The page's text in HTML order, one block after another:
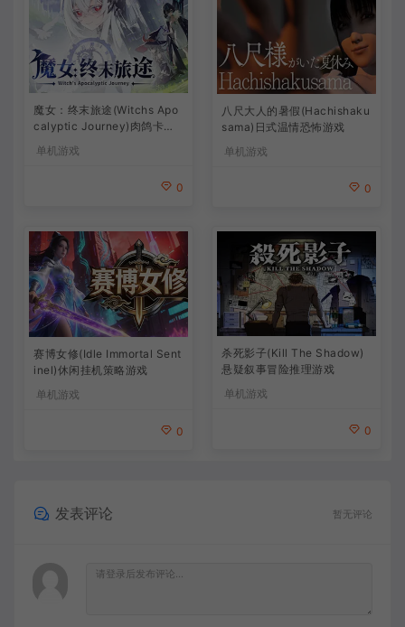
魔女：终末旅途(Witchs Apo
calyptic Journey)肉鸽卡牌
策略游戏
单机游戏
0
八尺大人的暑假(Hachishaku
sama)日式温情恐怖游戏
单机游戏
0
赛博女修(Idle Immortal Sent
inel)休闲挂机策略游戏
单机游戏
0
杀死影子(Kill The Shadow)
悬疑叙事冒险推理游戏
单机游戏
0
发表评论 暂无评论